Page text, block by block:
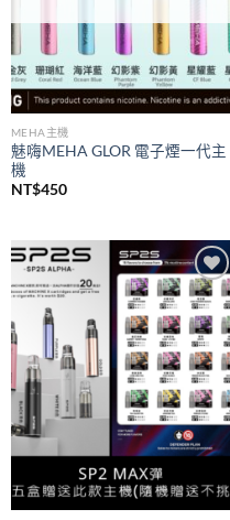
MEHA主機
魅嗨MEHA GLOR 電子煙一代主
機
NT$450
Add to
wishlist